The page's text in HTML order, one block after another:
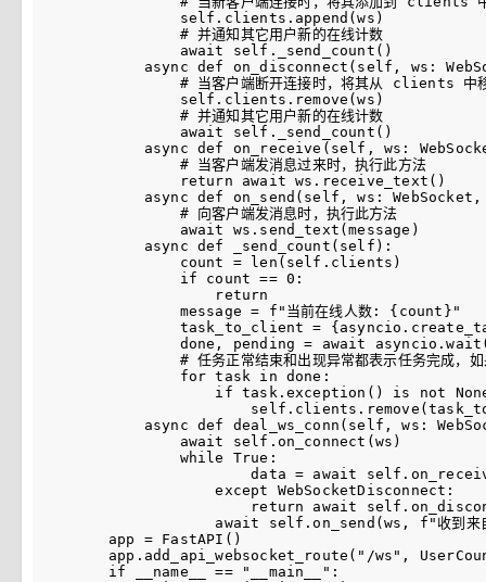
        self.clients.append(ws)
        # 并通知其它用户新的在线计数
        await self._send_count()
async def on_disconnect(self, ws:
# 当客户端断开连接时，将其从 clients 中
        self.clients.remove(ws)
        # 并通知其它用户新的在线计数
        await self._send_count()
async def on_receive(self, ws:
        # 当客户端发消息过来时，执行此方法
        return await ws.receive_text()
async def on_send(self, ws:
        # 向客户端发消息时，执行此方法
        await ws.send_text(message)
    async def _send_count(self):
        count = len(self.clients)
        if count == 0:
            return
        message = f"当前在线人数: {count}"
task_to_client =
done, pending = await
# 任务正常结束和出现异常都表示任务完成，如
        for task in done:
if task.exception() is not
async def deal_ws_conn(self, ws:
        await self.on_connect(ws)
        while True:
data = await
            except WebSocketDisconnect:
return await
await self.on_send(ws, f"收到来
app = FastAPI()
app.add_api_websocket_route("/ws",
if __name__ == "__main__":